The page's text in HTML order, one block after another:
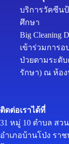
บริการวัคซีน
ศึกษา
Big Cleaning
เข้าร่วมการอ
ป่วยตามระดั
รักษา) ณ ห้อง
ติดต่อเราได้ที่
31 หมู่ 10 ตำบล สว
อำเภอบ้านโป่ง ราช